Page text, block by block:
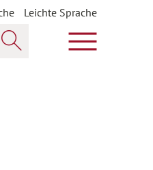
Leichte Sprache
Hauptmenü